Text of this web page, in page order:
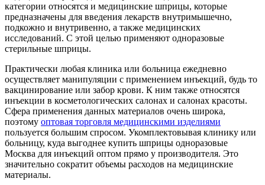
категории относятся и медицинские шприцы, которые
предназначены для введения лекарств внутримышечно,
подкожно и внутривенно, а также медицинских
исследований. С этой целью применяют одноразовые
стерильные шприцы.
Практически любая клиника или больница ежедневно
осуществляет манипуляции с применением инъекций, будь то
вакцинирование или забор крови. К ним также относятся
инъекции в косметологических салонах и салонах красоты.
Сфера применения данных материалов очень широка,
поэтому оптовая торговля медицинскими изделиями
пользуется большим спросом. Укомплектовывая клинику или
больницу, куда выгоднее купить шприцы одноразовые
Москва для инъекций оптом прямо у производителя. Это
значительно сократит объемы расходов на медицинские
материалы.